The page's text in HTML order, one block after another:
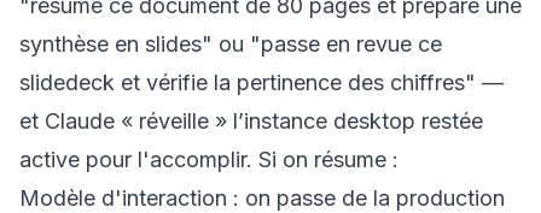
"résume ce document de 80 pages et prépare une
synthèse en slides" ou "passe en revue ce
slidedeck et vérifie la pertinence des chiffres" —
et Claude « réveille » l’instance desktop restée
active pour l'accomplir. Si on résume :
Modèle d'interaction : on passe de la production